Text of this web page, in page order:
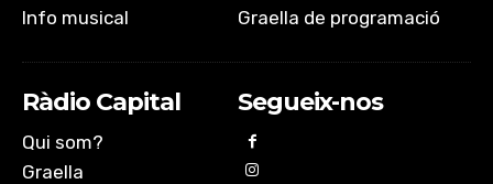
Info musical
Graella de programació
Ràdio Capital
Qui som?
Graella
Segueix-nos